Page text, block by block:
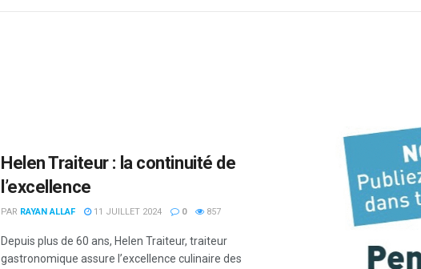
Helen Traiteur : la continuité de
l’excellence
PAR RAYAN ALLAF 11 JUILLET 2024 0 857
Depuis plus de 60 ans, Helen Traiteur, traiteur
gastronomique assure l’excellence culinaire des